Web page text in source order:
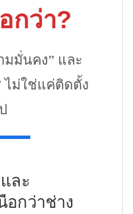
กว่า?
มมั่นคง” และ
ไม่ใช่แค่ติดตั้ง
ละ
กว่าช่าง